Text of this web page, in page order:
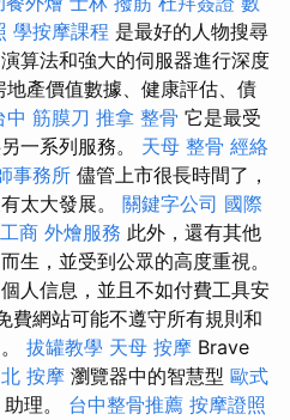
學按摩課程 是最好的人物搜尋
算法和強大的伺服器進行深度
產價值數據、健康評估、債
中 筋膜刀 推拿 整骨 它是最受
一系列服務。 天母 整骨 經絡
事務所 儘管上市很長時間了，
太大發展。 關鍵字公司 國際
商 外燴服務 此外，還有其他
生，並受到公眾的高度重視。
人信息，並且不如付費工具安
費網站可能不遵守所有規則和
拔罐教學 天母 按摩 Brave
按摩 瀏覽器中的智慧型 歐式
助理。 台中整骨推薦 按摩證照